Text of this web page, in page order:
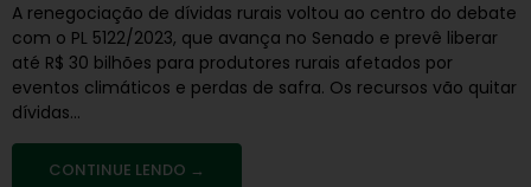
A renegociação de dívidas rurais voltou ao centro do debate
com o PL 5122/2023, que avança no Senado e prevê liberar
até R$ 30 bilhões para produtores rurais afetados por
eventos climáticos e perdas de safra. Os recursos vão quitar
dívidas...
CONTINUE LENDO →